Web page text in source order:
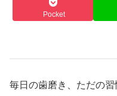
Pocket
毎日の歯磨き、ただの